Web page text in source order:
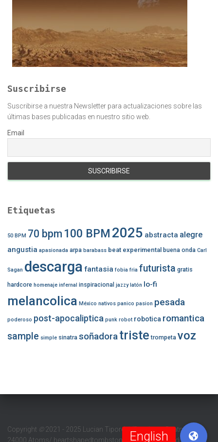
Suscribirse
Suscribirse a nuestra Newsletter para actualizaciones sobre las
últimas bases publicadas en nuestro sitio web.
Email
Etiquetas
50 BPM 70 bpm 100 BPM 2025 abstracta alegre
angustia apasionada arpa barabass beat experimental buena onda Carl
Sagan descarga fantasia fobia fria futurista gratis
hardcore homenaje infernal inspiracional jazzy latón lo-fi
melancolica México nativos panico pasion pesada
poderoso post-apocaliptica punk robot robotica romantica
sample simple sinatra soñadoratriste trompeta voz
Copyright ©2021 - 2025 Lucian Tipordei (Barabass Beatmaker/
24000 Atoms/ heartshapedtombstone/ Digital Sun Productions/